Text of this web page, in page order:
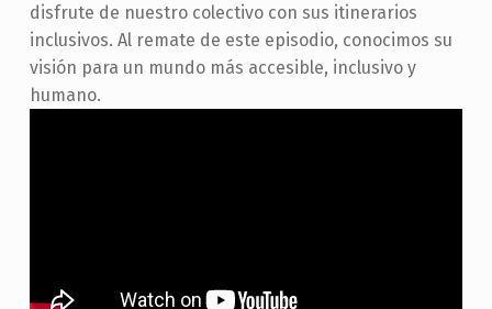
disfrute de nuestro colectivo con sus itinerarios
inclusivos. Al remate de este episodio, conocimos su
visión para un mundo más accesible, inclusivo y
humano.